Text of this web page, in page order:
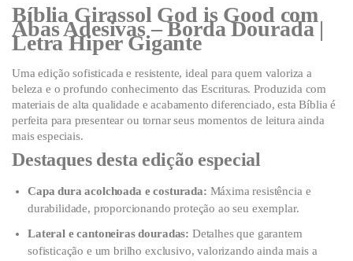
Bíblia Girassol God is Good com
Abas Adesivas – Borda Dourada |
Letra Hiper Gigante
Uma edição sofisticada e resistente, ideal para quem valoriza a
beleza e o profundo conhecimento das Escrituras. Produzida com
materiais de alta qualidade e acabamento diferenciado, esta Bíblia é
perfeita para presentear ou tornar seus momentos de leitura ainda
mais especiais.
Destaques desta edição especial
Capa dura acolchoada e costurada: Máxima resistência e
durabilidade, proporcionando proteção ao seu exemplar.
Lateral e cantoneiras douradas: Detalhes que garantem
sofisticação e um brilho exclusivo, valorizando ainda mais a